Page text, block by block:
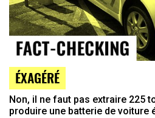
ÉXAGÉRÉ
Non, il ne faut pas extraire 225
produire une batterie de voiture